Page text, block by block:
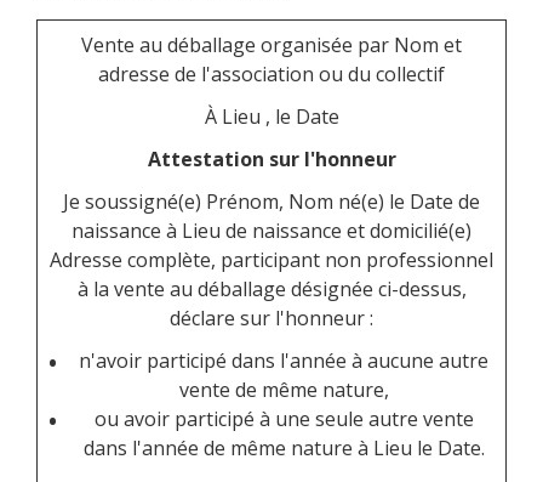
Vente au déballage organisée par Nom et
adresse de l'association ou du collectif
À Lieu , le Date
Attestation sur l'honneur
Je soussigné(e) Prénom, Nom né(e) le Date de
naissance à Lieu de naissance et domicilié(e)
Adresse complète, participant non professionnel
à la vente au déballage désignée ci-dessus,
déclare sur l'honneur :
n'avoir participé dans l'année à aucune autre
vente de même nature,
ou avoir participé à une seule autre vente
dans l'année de même nature à Lieu le Date.